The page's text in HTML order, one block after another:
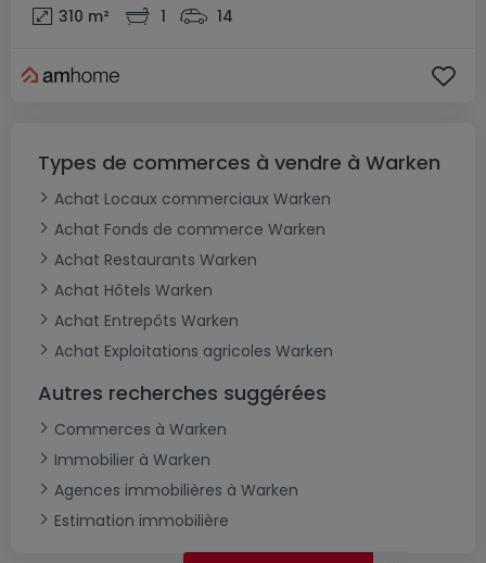
310 m² 1 14
Types de commerces à vendre à Warken
Achat Locaux commerciaux Warken
Achat Fonds de commerce Warken
Achat Restaurants Warken
Achat Hôtels Warken
Achat Entrepôts Warken
Achat Exploitations agricoles Warken
Autres recherches suggérées
Commerces à Warken
Immobilier à Warken
Agences immobilières à Warken
Estimation immobilière